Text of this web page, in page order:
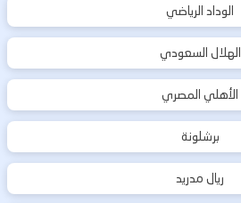
الوداد الرياضي
الهلال السعودي
الأهلي المصري
برشلونة
ريال مدريد